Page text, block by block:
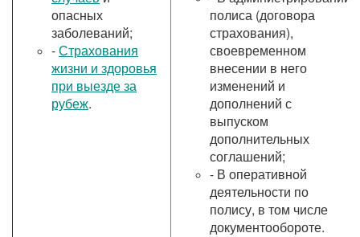
опасных
заболеваний;
-Страхования
жизни и здоровья
при выезде за
рубеж.
полиса (договора
страхования),
своевременном
внесении в него
изменений и
дополнений с
выпуском
дополнительных
соглашений;
- В оперативной
деятельности по
полису, в том числе
документообороте.